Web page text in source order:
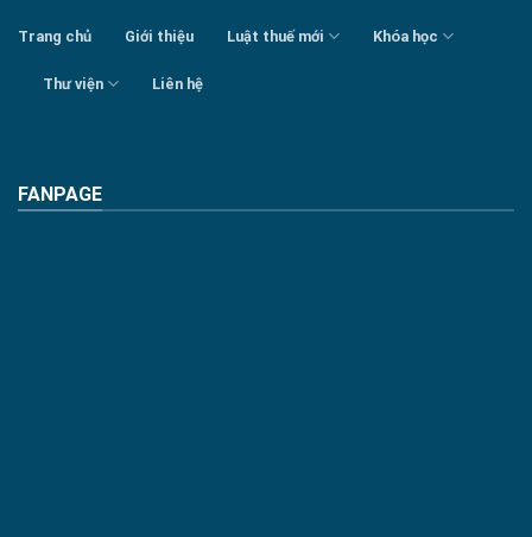
Trang chủ Giới thiệu Luật thuế mới Khóa học
Thư viện Liên hệ
FANPAGE